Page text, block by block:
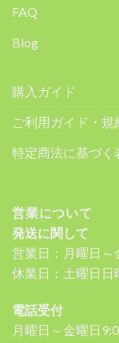
FAQ
Blog
購入ガイド
ご利用ガイド・
特定商法に基づく
営業について
発送に関して
営業日：月曜日～
休業日：土曜日日
電話受付
月曜日～金曜日